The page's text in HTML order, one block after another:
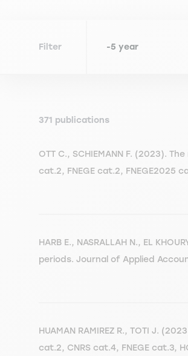
Filter
371 publications
OTT C., SCHIEMANN F. (2023).
cat.2, FNEGE cat.2, FNEGE2025
HARB E., NASRALLAH N., EL
periods. Journal of Applied
HUAMAN RAMIREZ R., TOTI J.
cat.2, CNRS cat.4, FNEGE cat.3,